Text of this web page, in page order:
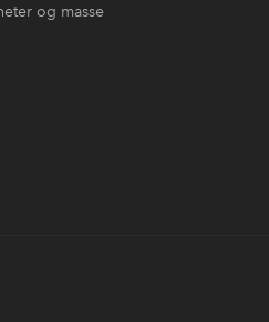
og masse